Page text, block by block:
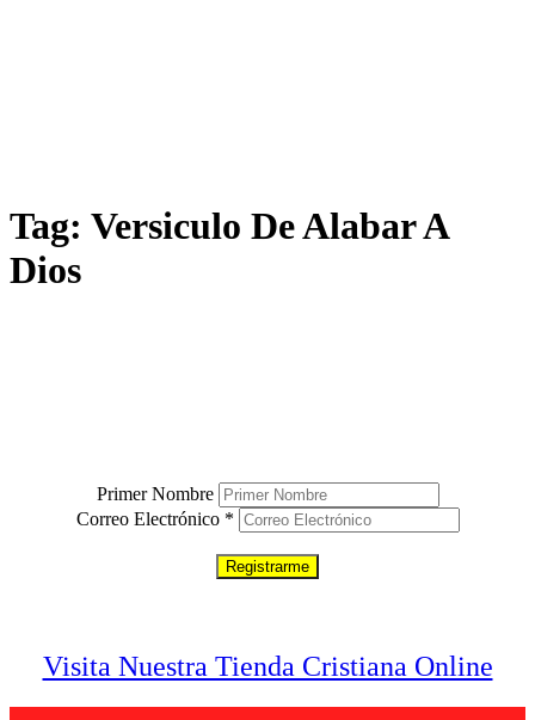
Tag: Versiculo De Alabar A
Dios
Primer Nombre
Correo Electrónico *
Visita Nuestra Tienda Cristiana Online